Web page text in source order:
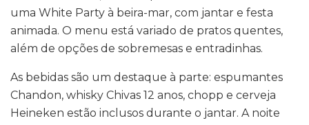
uma White Party à beira-mar, com jantar e festa
animada. O menu está variado de pratos quentes,
além de opções de sobremesas e entradinhas.
As bebidas são um destaque à parte: espumantes
Chandon, whisky Chivas 12 anos, chopp e cerveja
Heineken estão inclusos durante o jantar. A noite